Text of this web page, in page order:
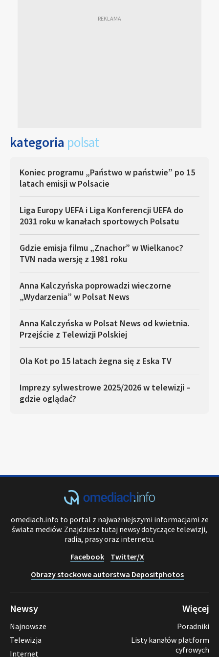
kategoria polsat
Koniec programu „Państwo w państwie” po 15
latach emisji w Polsacie
Liga Europy UEFA i Liga Konferencji UEFA do
2031 roku w kanałach sportowych Polsatu
Gdzie emisja filmu „Znachor” w Wielkanoc?
TVN nada wersję z 1981 roku
Anna Kalczyńska poprowadzi wieczorne
„Wydarzenia” w Polsat News
Anna Kalczyńska w Polsat News od kwietnia.
Przejście z Telewizji Polskiej
Ola Kot po 15 latach żegna się z Eska TV
Imprezy sylwestrowe 2025/2026 w telewizji –
gdzie oglądać?
omediach.info to portal z najważniejszymi informacjami ze
świata mediów. Znajdziesz tutaj newsy dotyczące telewizji,
radia, prasy oraz internetu.
Facebook
Twitter/X
Obrazy stockowe autorstwa Depositphotos
Newsy
Najnowsze
Telewizja
Internet
Więcej
Poradniki
Listy kanałów platform
cyfrowych